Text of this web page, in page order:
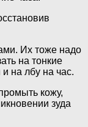
Их тоже надо
на тонкие
на лбу на час.
кожу,
зуда